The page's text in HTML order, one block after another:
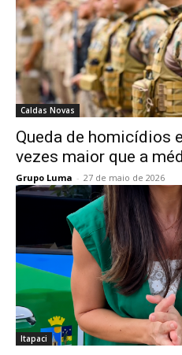
Caldas Novas
Queda de homicídios
vezes maior que a
Grupo Luma - 27 de maio de 2026
Itapaci